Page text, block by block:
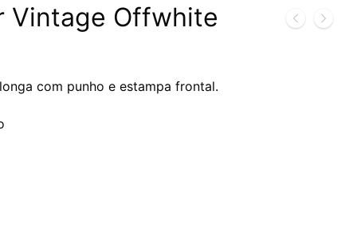
Vintage Offwhite
com punho e estampa frontal.